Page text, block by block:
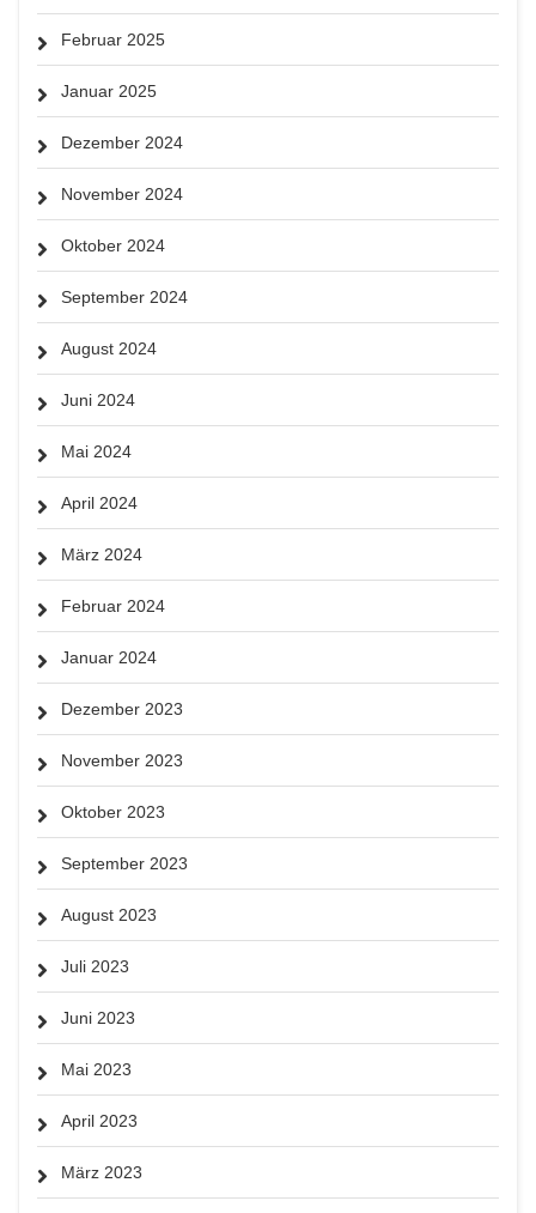
Februar 2025
Januar 2025
Dezember 2024
November 2024
Oktober 2024
September 2024
August 2024
Juni 2024
Mai 2024
April 2024
März 2024
Februar 2024
Januar 2024
Dezember 2023
November 2023
Oktober 2023
September 2023
August 2023
Juli 2023
Juni 2023
Mai 2023
April 2023
März 2023